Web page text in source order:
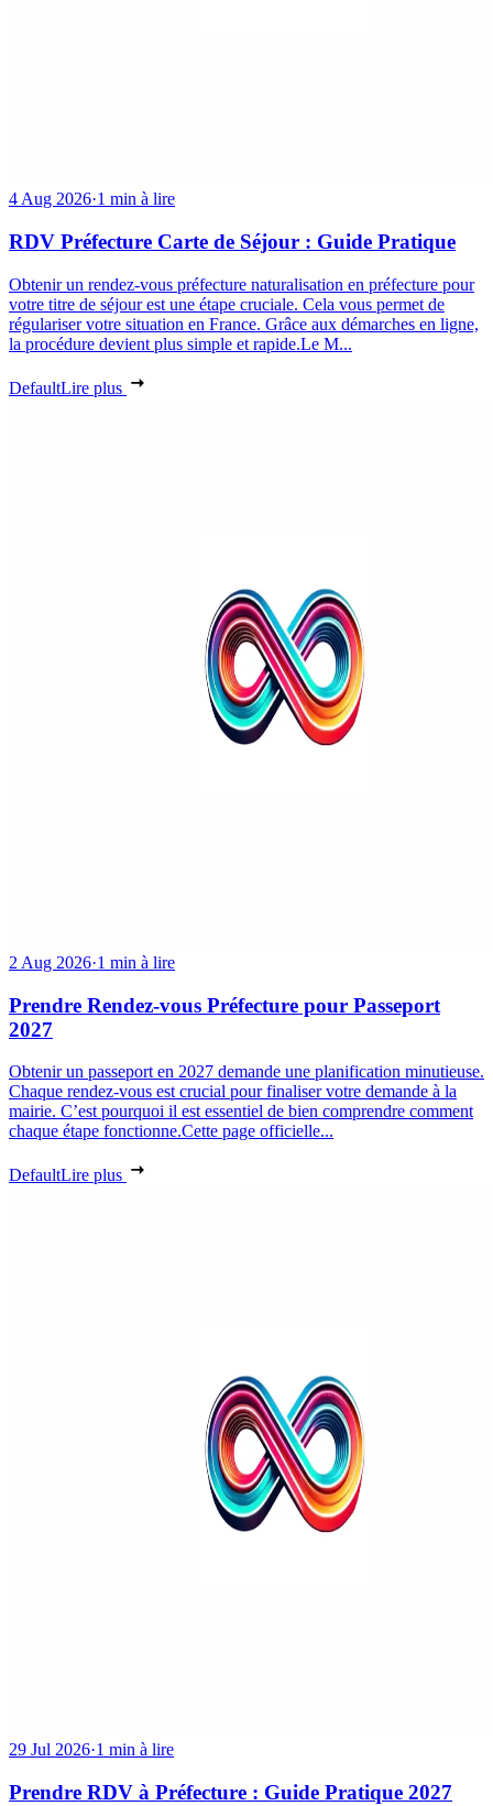
4 Aug 2026·1 min à lire
RDV Préfecture Carte de Séjour : Guide Pratique
Obtenir un rendez-vous préfecture naturalisation en préfecture pour
votre titre de séjour est une étape cruciale. Cela vous permet de
régulariser votre situation en France. Grâce aux démarches en ligne,
la procédure devient plus simple et rapide.Le M...
DefaultLire plus
2 Aug 2026·1 min à lire
Prendre Rendez-vous Préfecture pour Passeport
2027
Obtenir un passeport en 2027 demande une planification minutieuse.
Chaque rendez-vous est crucial pour finaliser votre demande à la
mairie. C’est pourquoi il est essentiel de bien comprendre comment
chaque étape fonctionne.Cette page officielle...
DefaultLire plus
29 Jul 2026·1 min à lire
Prendre RDV à Préfecture : Guide Pratique 2027